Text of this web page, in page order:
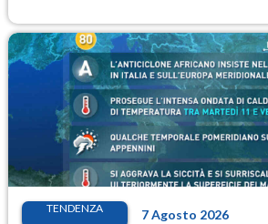
TENDENZA 7 Agosto 2026